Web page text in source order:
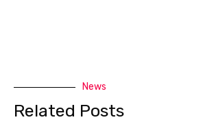
News
Related Posts